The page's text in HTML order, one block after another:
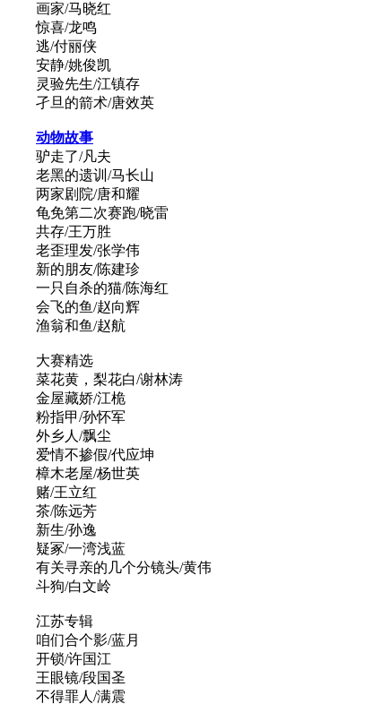
画家/马晓红
惊喜/龙鸣
逃/付丽侠
安静/姚俊凯
灵验先生/江镇存
孑旦的箭术/唐效英
动物故事
驴走了/凡夫
老黑的遗训/马长山
两家剧院/唐和耀
龟免第二次赛跑/晓雷
共存/王万胜
老歪理发/张学伟
新的朋友/陈建珍
一只自杀的猫/陈海红
会飞的鱼/赵向辉
渔翁和鱼/赵航
大赛精选
菜花黄，梨花白/谢林涛
金屋藏娇/江桅
粉指甲/孙怀军
外乡人/飘尘
爱情不掺假/代应坤
樟木老屋/杨世英
赌/王立红
茶/陈远芳
新生/孙逸
疑冢/一湾浅蓝
有关寻亲的几个分镜头/黄伟
斗狗/白文岭
江苏专辑
咱们合个影/蓝月
开锁/许国江
王眼镜/段国圣
不得罪人/满震